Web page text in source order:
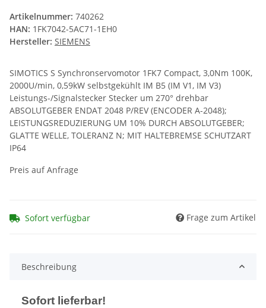
Artikelnummer: 740262
HAN: 1FK7042-5AC71-1EH0
Hersteller: SIEMENS
SIMOTICS S Synchronservomotor 1FK7 Compact, 3,0Nm 100K,
2000U/min, 0,59kW selbstgekühlt IM B5 (IM V1, IM V3)
Leistungs-/Signalstecker Stecker um 270° drehbar
ABSOLUTGEBER ENDAT 2048 P/REV (ENCODER A-2048);
LEISTUNGSREDUZIERUNG UM 10% DURCH ABSOLUTGEBER;
GLATTE WELLE, TOLERANZ N; MIT HALTEBREMSE SCHUTZART
IP64
Preis auf Anfrage
Sofort verfügbar Frage zum Artikel
Beschreibung
Sofort lieferbar!